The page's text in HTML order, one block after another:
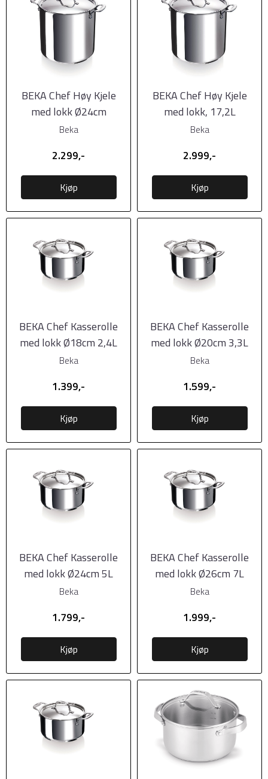
BEKA Chef Høy Kjele
med lokk Ø24cm
Beka
2.299,-
Kjøp
BEKA Chef Høy Kjele
med lokk, 17,2L
Beka
2.999,-
Kjøp
BEKA Chef Kasserolle
med lokk Ø18cm 2,4L
Beka
1.399,-
Kjøp
BEKA Chef Kasserolle
med lokk Ø20cm 3,3L
Beka
1.599,-
Kjøp
BEKA Chef Kasserolle
med lokk Ø24cm 5L
Beka
1.799,-
Kjøp
BEKA Chef Kasserolle
med lokk Ø26cm 7L
Beka
1.999,-
Kjøp